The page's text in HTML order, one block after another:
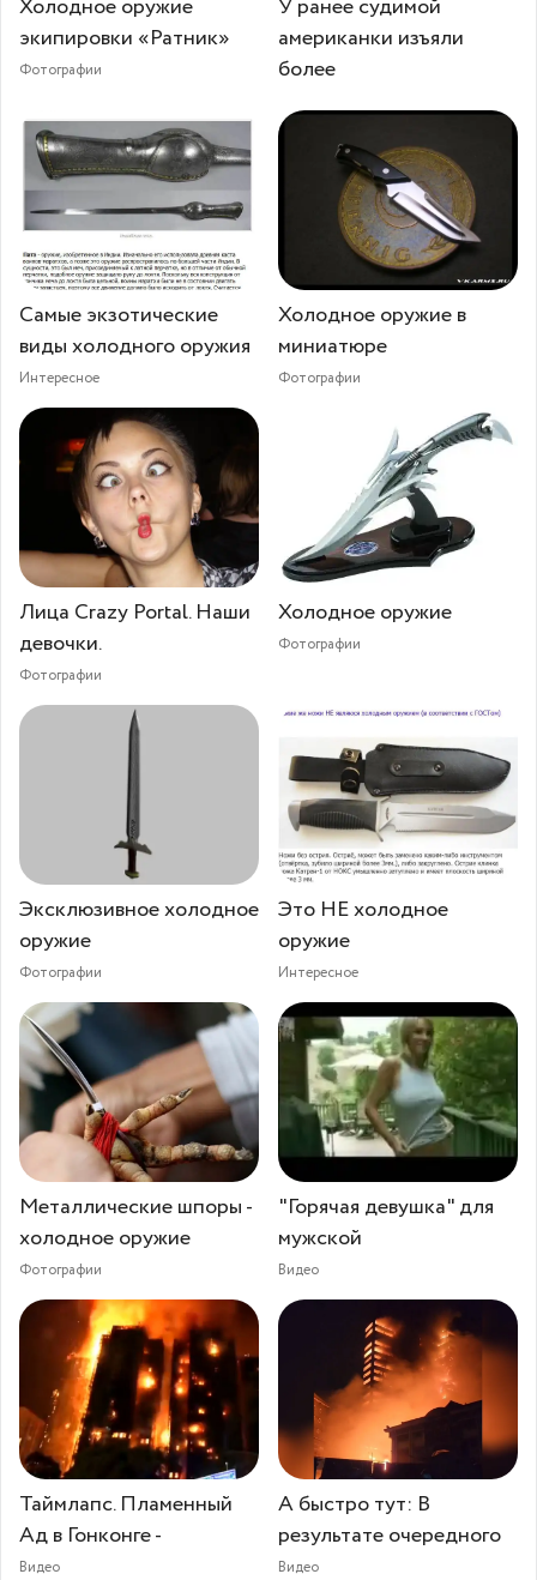
Холодное оружие
экипировки «Ратник»
Фотографии
У ранее судимой
американки изъяли
более
Самые экзотические
виды холодного оружия
Интересное
Холодное оружие в
миниатюре
Фотографии
Лица Crazy Portal. Наши
девочки.
Фотографии
Холодное оружие
Фотографии
Эксклюзивное холодное
оружие
Фотографии
Это НЕ холодное
оружие
Интересное
Металлические шпоры -
холодное оружие
Фотографии
"Горячая девушка" для
мужской
Видео
Таймлапс. Пламенный
Ад в Гонконге -
Видео
А быстро тут: В
результате очередного
Видео